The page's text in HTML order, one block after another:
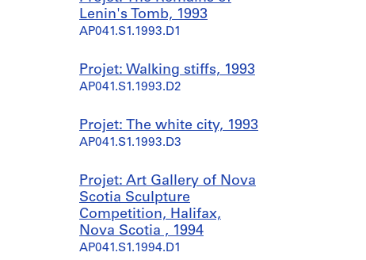
Lenin's Tomb, 1993
AP041.S1.1993.D1
Projet: Walking stiffs, 1993
AP041.S1.1993.D2
Projet: The white city, 1993
AP041.S1.1993.D3
Projet: Art Gallery of Nova
Scotia Sculpture
Competition, Halifax,
Nova Scotia , 1994
AP041.S1.1994.D1